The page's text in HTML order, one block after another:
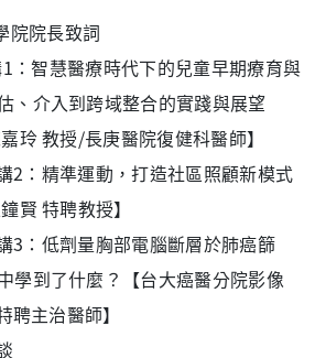
院院長致詞
：智慧醫療時代下的兒童早期療育與
、介入到跨域整合的實踐與展望
玲 教授/長庚醫院復健科醫師】
2：精準運動，打造社區照顧新模式
賢 特聘教授】
3：低劑量胸部電腦斷層於肺癌篩
學到了什麼？【台大癌醫分院影像
主治醫師】